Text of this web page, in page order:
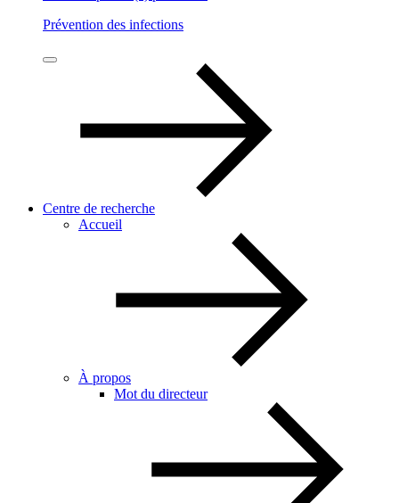
Prévention des infections
Centre de recherche
Accueil
À propos
Mot du directeur